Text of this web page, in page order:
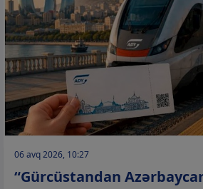
06 avq 2026, 10:27
“Gürcüstandan